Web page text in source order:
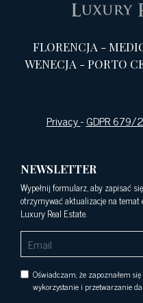
FLORENCJA -
WENECJA -PORTO
Privacy-GDPR 679/
NEWSLETTER
Wypełnij formularz, aby zapisać
otrzymywać aktualizacje na
Luxury Real Estate.
Oświadczam, że zapoznałem
wykorzystanie i przetwarzanie